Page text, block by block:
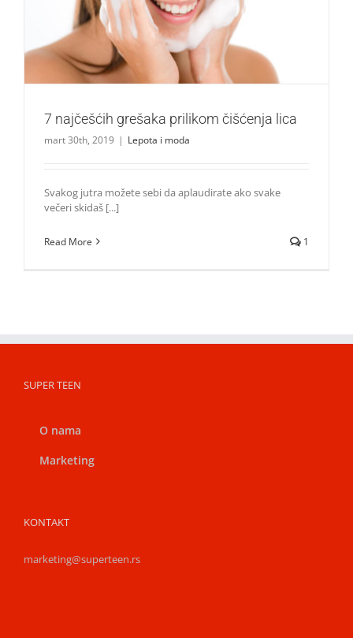
Lepota i moda
7 najčešćih grešaka prilikom čišćenja lica
mart 30th, 2019 | Lepota i moda
Svakog jutra možete sebi da aplaudirate ako svake
večeri skidaš [...]
Read More 1
SUPER TEEN
O nama
Marketing
KONTAKT
marketing@superteen.rs